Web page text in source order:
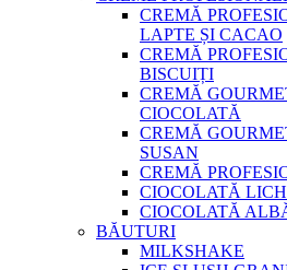
CREMĂ
LAPTE ȘI CACAO
CREMĂ
BISCUIȚI
CREMĂ
CIOCOLATĂ
CREMĂ
SUSAN
CREMĂ
CIOCOLATĂ
CIOCOLATĂ
BĂUTURI
MILKSHAKE